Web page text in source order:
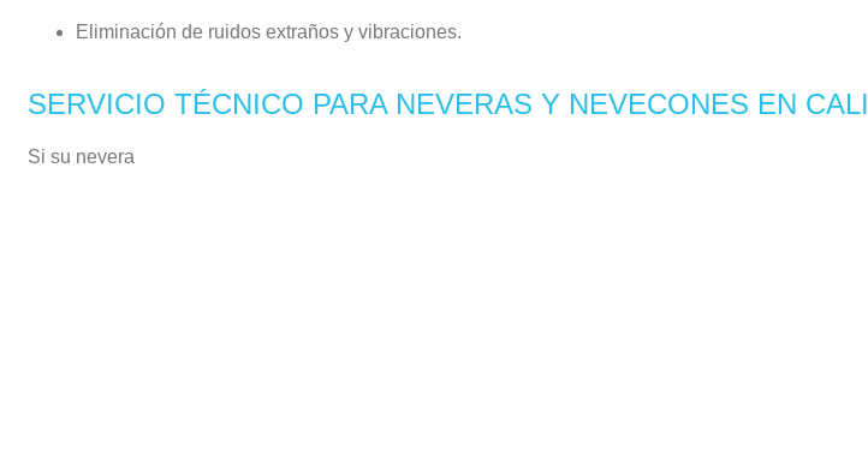
Eliminación de ruidos extraños y vibraciones.
SERVICIO TÉCNICO PARA NEVERAS Y NEVECONES EN CALI
Si su nevera